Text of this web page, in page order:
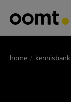
home kennisbank